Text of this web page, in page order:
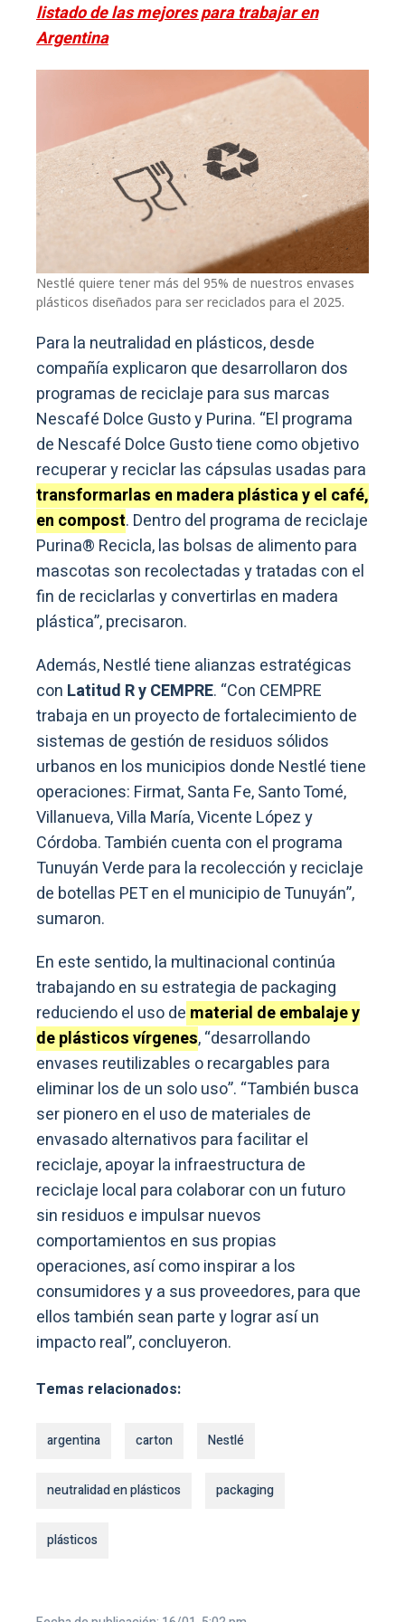
listado de las mejores para trabajar en
Argentina
Nestlé quiere tener más del 95% de nuestros envases
plásticos diseñados para ser reciclados para el 2025.
Para la neutralidad en plásticos, desde
compañía explicaron que desarrollaron dos
programas de reciclaje para sus marcas
Nescafé Dolce Gusto y Purina. “El programa
de Nescafé Dolce Gusto tiene como objetivo
recuperar y reciclar las cápsulas usadas para
transformarlas en madera plástica y el café,
en compost. Dentro del programa de reciclaje
Purina® Recicla, las bolsas de alimento para
mascotas son recolectadas y tratadas con el
fin de reciclarlas y convertirlas en madera
plástica”, precisaron.
Además, Nestlé tiene alianzas estratégicas
con Latitud R y CEMPRE. “Con CEMPRE
trabaja en un proyecto de fortalecimiento de
sistemas de gestión de residuos sólidos
urbanos en los municipios donde Nestlé tiene
operaciones: Firmat, Santa Fe, Santo Tomé,
Villanueva, Villa María, Vicente López y
Córdoba. También cuenta con el programa
Tunuyán Verde para la recolección y reciclaje
de botellas PET en el municipio de Tunuyán”,
sumaron.
En este sentido, la multinacional continúa
trabajando en su estrategia de packaging
reduciendo el uso de material de embalaje y
de plásticos vírgenes, “desarrollando
envases reutilizables o recargables para
eliminar los de un solo uso”. “También busca
ser pionero en el uso de materiales de
envasado alternativos para facilitar el
reciclaje, apoyar la infraestructura de
reciclaje local para colaborar con un futuro
sin residuos e impulsar nuevos
comportamientos en sus propias
operaciones, así como inspirar a los
consumidores y a sus proveedores, para que
ellos también sean parte y lograr así un
impacto real”, concluyeron.
Temas relacionados:
argentina carton Nestlé
neutralidad en plásticos packaging
plásticos